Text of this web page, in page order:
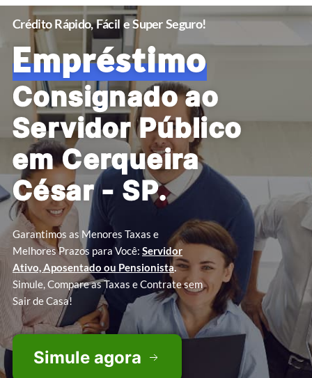
Crédito Rápido, Fácil e Super Seguro!
Empréstimo
Consignado ao
Servidor Público
em Cerqueira
César - SP.
Garantimos as Menores Taxas e
Melhores Prazos para Você: Servidor
Ativo, Aposentado ou Pensionista.
Simule, Compare as Taxas e Contrate sem
Sair de Casa!
Simule agora